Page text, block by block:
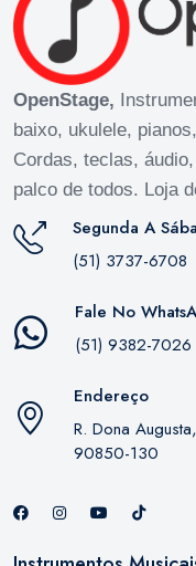
OpenStage,
baixo, ukulele,
Cordas, teclas,
palco de todos. Loja
Segunda A
(51) 3737-6708
Fale No
(51) 9382-7026
Endereço
R. Dona
90850-130